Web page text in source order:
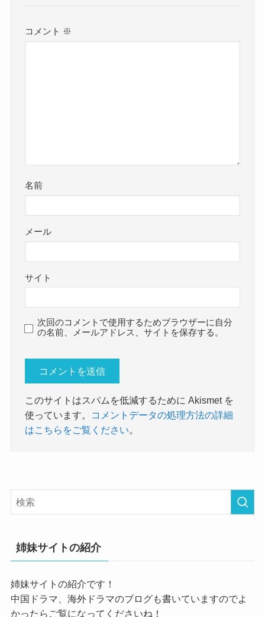
コメント ※
名前
メール
サイト
次回のコメントで使用するためブラウザーに自分
の名前、メールアドレス、サイトを保存する。
このサイトはスパムを低減するために Akismet を
使っています。
コメントデータの処理方法の詳細
はこちらをご覧ください。
姉妹サイトの紹介
姉妹サイトの紹介です！
中国ドラマ、海外ドラマのブログも書いていますのでよ
かったらご覧になってくださいね！